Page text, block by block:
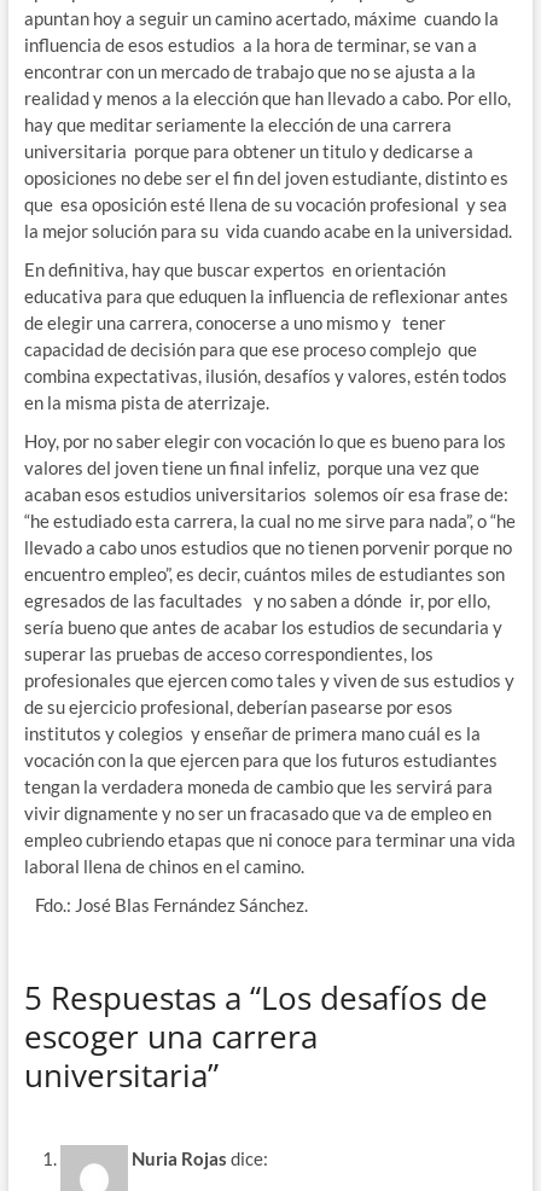
apuntan hoy a seguir un camino acertado, máxime cuando la
influencia de esos estudios a la hora de terminar, se van a
encontrar con un mercado de trabajo que no se ajusta a la
realidad y menos a la elección que han llevado a cabo. Por ello,
hay que meditar seriamente la elección de una carrera
universitaria porque para obtener un titulo y dedicarse a
oposiciones no debe ser el fin del joven estudiante, distinto es
que esa oposición esté llena de su vocación profesional y sea
la mejor solución para su vida cuando acabe en la universidad.
En definitiva, hay que buscar expertos en orientación
educativa para que eduquen la influencia de reflexionar antes
de elegir una carrera, conocerse a uno mismo y tener
capacidad de decisión para que ese proceso complejo que
combina expectativas, ilusión, desafíos y valores, estén todos
en la misma pista de aterrizaje.
Hoy, por no saber elegir con vocación lo que es bueno para los
valores del joven tiene un final infeliz, porque una vez que
acaban esos estudios universitarios solemos oír esa frase de:
“he estudiado esta carrera, la cual no me sirve para nada”, o “he
llevado a cabo unos estudios que no tienen porvenir porque no
encuentro empleo”, es decir, cuántos miles de estudiantes son
egresados de las facultades y no saben a dónde ir, por ello,
sería bueno que antes de acabar los estudios de secundaria y
superar las pruebas de acceso correspondientes, los
profesionales que ejercen como tales y viven de sus estudios y
de su ejercicio profesional, deberían pasearse por esos
institutos y colegios y enseñar de primera mano cuál es la
vocación con la que ejercen para que los futuros estudiantes
tengan la verdadera moneda de cambio que les servirá para
vivir dignamente y no ser un fracasado que va de empleo en
empleo cubriendo etapas que ni conoce para terminar una vida
laboral llena de chinos en el camino.
Fdo.: José Blas Fernández Sánchez.
5 Respuestas a “Los desafíos de
escoger una carrera
universitaria”
Nuria Rojas dice: